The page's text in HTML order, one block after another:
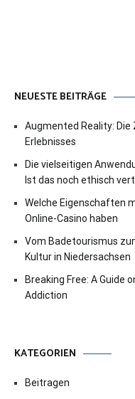
NEUESTE BEITRÄGE
Augmented Reality:
Erlebnisses
Die vielseitigen
Ist das noch ethisch
Welche Eigenschaften
Online-Casino haben
Vom Badetourismus
Kultur in Niedersachsen
Breaking Free: A Guide
Addiction
KATEGORIEN
Beitragen